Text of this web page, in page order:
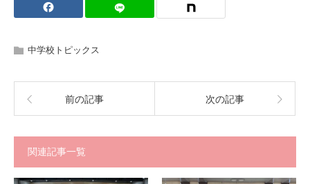
中学校トピックス
前の記事 次の記事
関連記事一覧